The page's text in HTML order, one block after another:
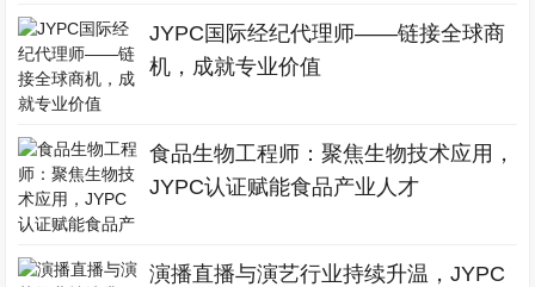
JYPC国际经纪代理师——链接全球商
机，成就专业价值
食品生物工程师：聚焦生物技术应用，
JYPC认证赋能食品产业人才
演播直播与演艺行业持续升温，JYPC